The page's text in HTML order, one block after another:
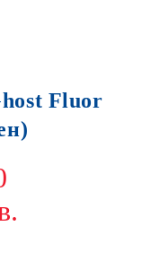
Fluor